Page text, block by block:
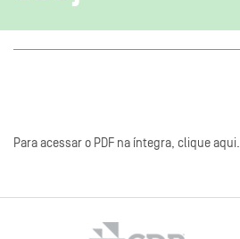
Para acessar o PDF na íntegra, clique aqui.